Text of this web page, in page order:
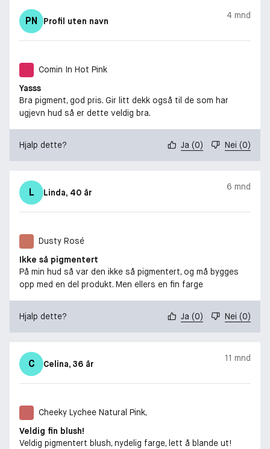
PN Profil uten navn
4 mnd
Comin In Hot Pink
Yasss
Bra pigment, god pris. Gir litt dekk også til de som har
ugjevn hud så er dette veldig bra.
Hjalp dette? Ja (0) Nei (0)
L Linda, 40 år
6 mnd
Dusty Rosé
Ikke så pigmentert
På min hud så var den ikke så pigmentert, og må bygges
opp med en del produkt. Men ellers en fin farge
Hjalp dette? Ja (0) Nei (0)
C Celina, 36 år
11 mnd
Cheeky Lychee Natural Pink,
Veldig fin blush!
Veldig pigmentert blush, nydelig farge, lett å blande ut!